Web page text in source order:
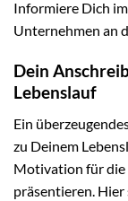
Informiere Dich
Unternehmen an
Dein
Lebenslauf
Ein
zu Deinem
Motivation für die
präsentieren.